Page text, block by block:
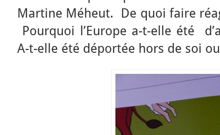
Martine Méheut. De quoi faire
Pourquoi l’Europe a-t-elle été
A-t-elle été déportée hors de soi